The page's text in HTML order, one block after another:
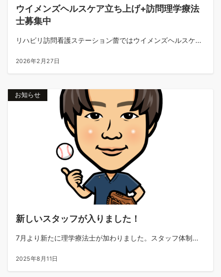
ウイメンズヘルスケア立ち上げ+訪問理学療法
士募集中
リハビリ訪問看護ステーション蕾ではウイメンズヘルスケ...
2026年2月27日
お知らせ
新しいスタッフが入りました！
7月より新たに理学療法士が加わりました。スタッフ体制...
2025年8月11日